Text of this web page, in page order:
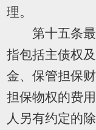
理。
第十五条最
指包括主债权
金、保管担保
担保物权的费
人另有约定的除